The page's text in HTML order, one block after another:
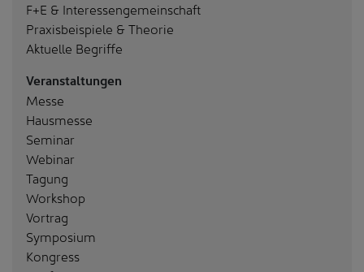
F+E & Interessengemeinschaft
Praxisbeispiele & Theorie
Aktuelle Begriffe
Veranstaltungen
Messe
Hausmesse
Seminar
Webinar
Tagung
Workshop
Vortrag
Symposium
Kongress